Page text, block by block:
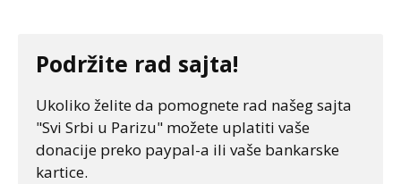
Podržite rad sajta!
Ukoliko želite da pomognete rad našeg sajta
"Svi Srbi u Parizu" možete uplatiti vaše
donacije preko paypal-a ili vaše bankarske
kartice.